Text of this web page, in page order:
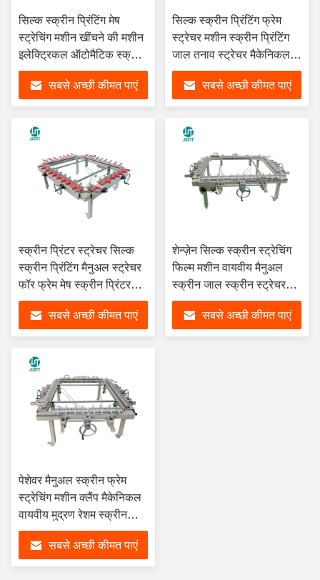
सिल्क स्क्रीन प्रिंटिंग मेष
स्ट्रेचिंग मशीन खींचने की मशीन
इलेक्ट्रिकल ऑटोमैटिक स्क्रीन
फ्रेम स्ट्रेचिंग मशीन
सबसे अच्छी कीमत पाएं
सिल्क स्क्रीन प्रिंटिंग फ्रेम
स्ट्रेचर मशीन स्क्रीन प्रिंटिंग
जाल तनाव स्ट्रेचर मैकेनिकल
स्क्रीन स्ट्रेचर
सबसे अच्छी कीमत पाएं
स्क्रीन प्रिंटर स्ट्रेचर सिल्क
स्क्रीन प्रिंटिंग मैनुअल स्ट्रेचर
फॉर फ्रेम मेष स्क्रीन प्रिंटर
प्रिंटिंग मशीन
सबसे अच्छी कीमत पाएं
शेन्ज़ेन सिल्क स्क्रीन स्ट्रेचिंग
फिल्म मशीन वायवीय मैनुअल
स्क्रीन जाल स्क्रीन स्ट्रेचर
स्ट्रेचिंग मशीन
सबसे अच्छी कीमत पाएं
पेशेवर मैनुअल स्क्रीन फ्रेम
स्ट्रेचिंग मशीन क्लैंप मैकेनिकल
वायवीय मुद्रण रेशम स्क्रीन
स्ट्रेचिंग मशीन
सबसे अच्छी कीमत पाएं